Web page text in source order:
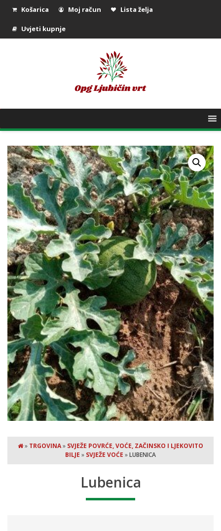
Košarica Moj račun Lista želja
Uvjeti kupnje
» TRGOVINA» SVJEŽE POVRĆE, VOĆE, ZAČINSKO I LJEKOVITO
BILJE » SVJEŽE VOĆE »LUBENICA
Lubenica